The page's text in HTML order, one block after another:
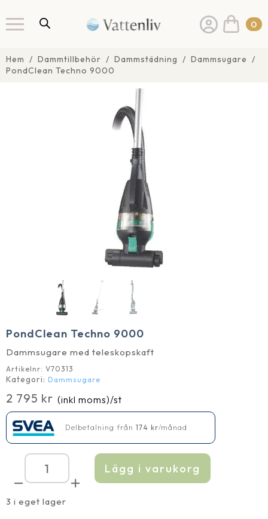
0
Hem Dammtillbehör Dammstädning
Dammsugare
PondClean Techno 9000
PondClean Techno 9000
Dammsugare med teleskopskaft
Artikelnr: V70313
Kategori: Dammsugare
2 795 kr (inkl moms)/st
Delbetalning från 174 kr/månad
3 i eget lager
PondClean
Techno
mängd
Lägg i varukorg